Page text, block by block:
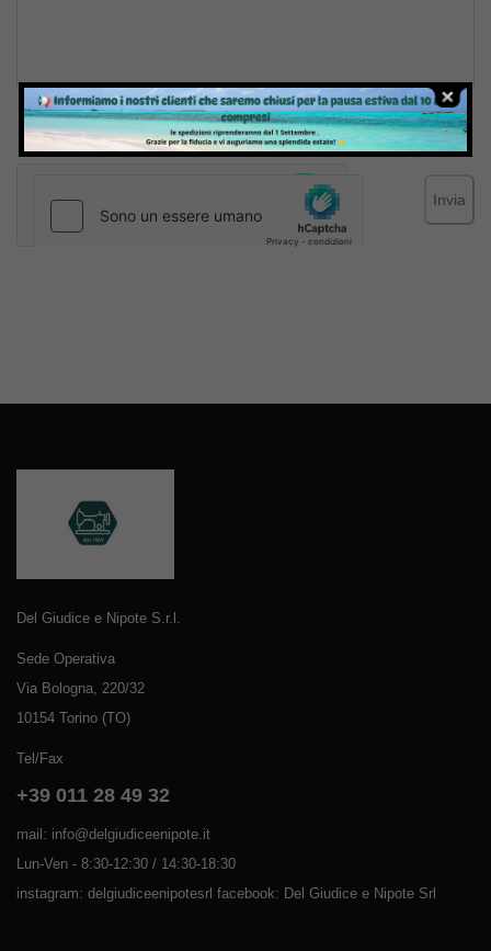
Inviando il messaggio confermo di aver letto e accettato
Termini e condizionidel sito web
Invia
Del Giudice e Nipote S.r.l.
Sede Operativa
Via Bologna, 220/32
10154 Torino (TO)
Tel/Fax
+39 011 28 49 32
mail: info@delgiudiceenipote.it
Lun-Ven - 8:30-12:30 / 14:30-18:30
instagram: delgiudiceenipotesrl facebook: Del Giudice e Nipote Srl